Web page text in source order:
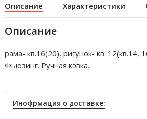
Описание Характеристики
Описание
рама- кв.16(20), рисунок- кв. 12(кв.14,
Фьюзинг. Ручная ковка.
Инофрмация о доставке: